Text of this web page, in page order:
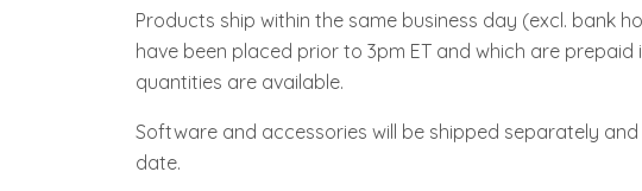
Products ship within the same business day (excl. bank
have been placed prior to 3pm ET and which are
quantities are available.
Software and accessories will be shipped separately
date.